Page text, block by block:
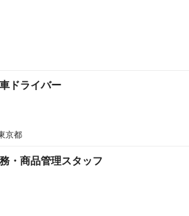
ドライバー
京都
・商品管理スタッフ